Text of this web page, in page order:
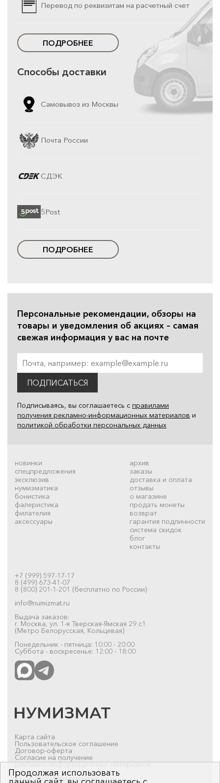
Перевод по реквизитам на расчетный счет
ПОДРОБНЕЕ
Способы доставки
Самовывоз из Москвы
Почта России
СДЭК
5Post
ПОДРОБНЕЕ
Персональные рекомендации, обзоры на
товары и уведомления об акциях – самая
свежая информация у вас на почте
ПОДПИСАТЬСЯ
Подписываясь, вы соглашаетесь с правилами
получения рекламно-информационных материалов и
политикой обработки персональных данных
новинки
спецпредложения
эксклюзив
нумизматика
бонистика
фалеристика
филателия
аксессуары
архив
заказы
доставка и оплата
отзывы
о магазине
продать монеты
возврат
гарантия подлинности
система скидок
блог
контакты
+7 (999) 597-17-17
8 (499) 673-41-07
8 (800) 201-1-201 (бесплатно по России)
info@numizmat.ru
Выдача заказов:
г. Москва, ул. 1-я Тверская-Ямская 29 с1
(Метро Белорусская, Кольцевая)
Понедельник - пятница: 10:00 - 20:00
Суббота - воскресенье: 12:00 - 18:00
Карта сайта
Пользовательское соглашение
Договор-оферта
Согласие на получение
рекламно-информационных материалов
© 2019-2026 Нумизмат.ru
Продолжая использовать